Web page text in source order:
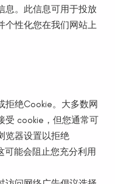
息。此信息可用于投放
个性化您在我们网站上
拒绝Cookie。大多数网
受 cookie，但您通常可
览器设置以拒绝
可能会阻止您充分利用